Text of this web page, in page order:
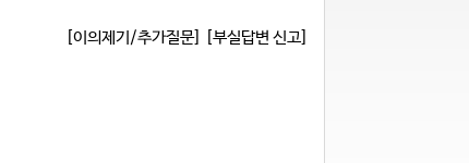
[이의제기/추가질문] [부실답변 신고]